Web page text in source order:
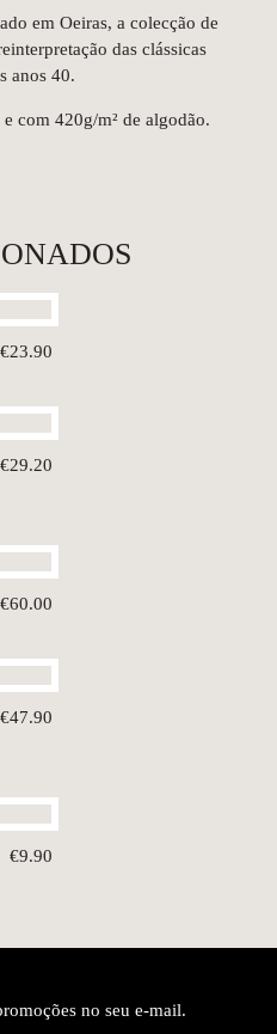
em Oeiras, a colecção de
das clássicas
anos 40.
com 420g/m² de algodão.
€23.90
€29.20
€60.00
€47.90
€9.90
no seu e-mail.